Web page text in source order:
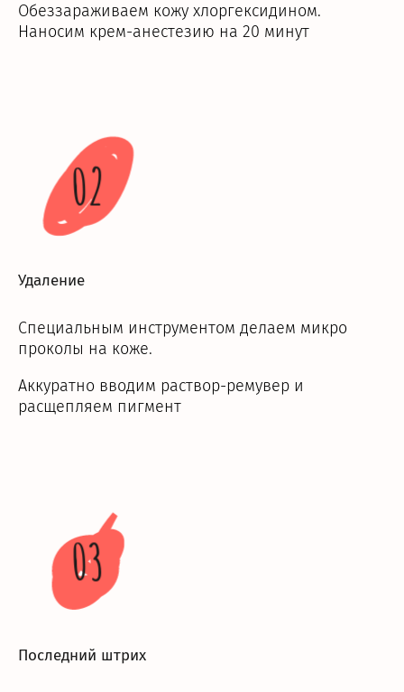
Обеззараживаем кожу хлоргексидином.
Наносим крем-анестезию на 20 минут
02
Удаление
Специальным инструментом делаем микро
проколы на коже.
Аккуратно вводим раствор-ремувер и
расщепляем пигмент
03
Последний штрих